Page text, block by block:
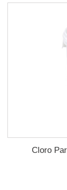
Cloro